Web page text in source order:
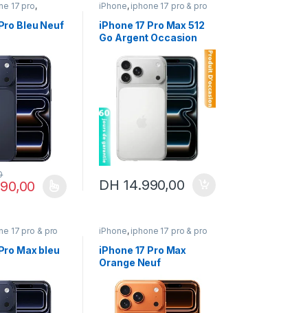
produit
17 pro,
& pro max
Bleu Neuf
plusieurs variations. Les options peuvent être choisies sur la
iPhone, iphone 17 pro & pro
iphone 17 pro max
,
iPhone occasion
iPhone 17 Pro Max 512
Go Argent Occasion
DH 14.990,00
17 pro & pro
pro max
Max bleu
iPhone, iphone 17 pro & pro
iphone 17 pro max
,
iPhone neuf
iPhone 17 Pro Max
Orange Neuf